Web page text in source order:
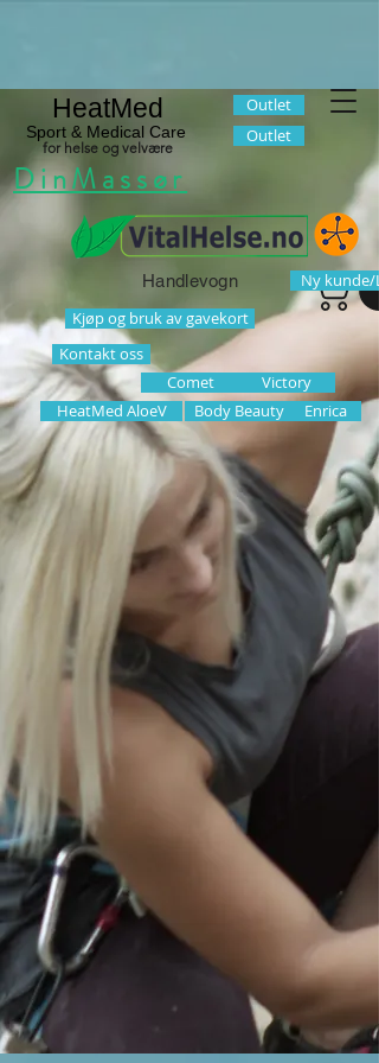
HeatMed
Sport & Medical Care
for helse og velvære
Outlet
Outlet
DinMassør
Handlevogn
Kjøp og bruk av gavekort
Ny kunde/
Kontakt oss
Comet
Victory
HeatMed AloeV
Enrica
Body Beauty